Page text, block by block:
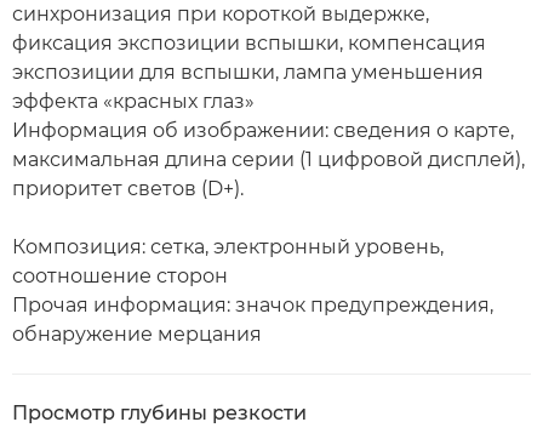
синхронизация при короткой выдержке,
фиксация экспозиции вспышки, компенсация
экспозиции для вспышки, лампа уменьшения
эффекта «красных глаз»
Информация об изображении: сведения о карте,
максимальная длина серии (1 цифровой дисплей),
приоритет светов (D+).
Композиция: сетка, электронный уровень,
соотношение сторон
Прочая информация: значок предупреждения,
обнаружение мерцания
Просмотр глубины резкости